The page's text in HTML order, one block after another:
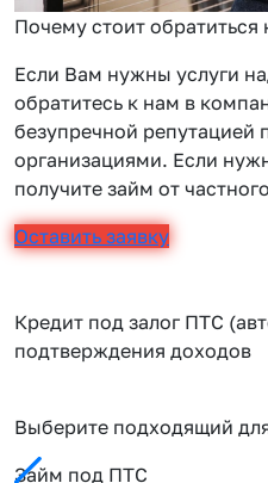
Почему стоит обратиться
Если Вам нужны услуги
обратитесь к нам в
безупречной
организациями. Если
получите займ от
Оставить заявку
Кредит под залог ПТС
подтверждения доходов
Выберите подходящий
Займ под ПТС